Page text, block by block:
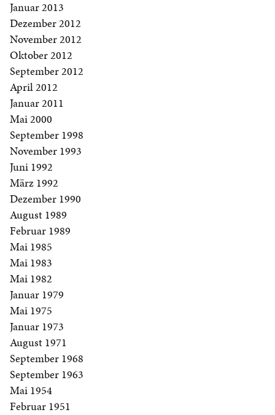
Januar 2013
Dezember 2012
November 2012
Oktober 2012
September 2012
April 2012
Januar 2011
Mai 2000
September 1998
November 1993
Juni 1992
März 1992
Dezember 1990
August 1989
Februar 1989
Mai 1985
Mai 1983
Mai 1982
Januar 1979
Mai 1975
Januar 1973
August 1971
September 1968
September 1963
Mai 1954
Februar 1951